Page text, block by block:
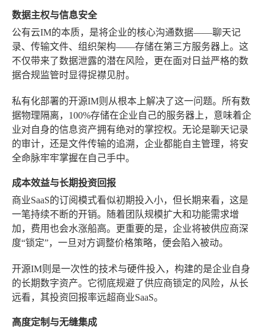
数据主权与信息安全
公有云IM的本质，是将企业的核心沟通数据——聊天记
录、传输文件、组织架构——存储在第三方服务器上。这
不仅带来了数据泄露的潜在风险，更在面对日益严格的数
据合规监管时显得捉襟见肘。
私有化部署的开源IM则从根本上解决了这一问题。所有数
据物理隔离，100%存储在企业自己的服务器上，意味着企
业对自身的信息资产拥有绝对的掌控权。无论是聊天记录
的审计，还是文件传输的追溯，企业都能自主管理，将安
全命脉牢牢掌握在自己手中。
成本效益与长期投资回报
商业SaaS的订阅模式看似初期投入小，但长期来看，这是
一笔持续不断的开销。随着团队规模扩大和功能需求增
加，费用也会水涨船高。更重要的是，企业将被供应商深
度“锁定”，一旦对方调整价格策略，便会陷入被动。
开源IM则是一次性的技术与硬件投入，构建的是企业自身
的长期数字资产。它彻底规避了供应商锁定的风险，从长
远看，其投资回报率远超商业SaaS。
高度定制与无缝集成